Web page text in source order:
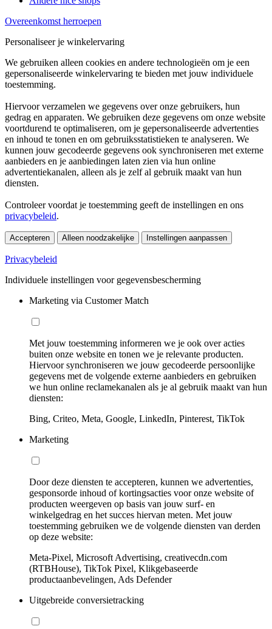
Overeenkomst herroepen
Personaliseer je winkelervaring
We gebruiken alleen cookies en andere technologieën om je een
gepersonaliseerde winkelervaring te bieden met jouw individuele
toestemming.
Hiervoor verzamelen we gegevens over onze gebruikers, hun
gedrag en apparaten. We gebruiken deze gegevens om onze website
voortdurend te optimaliseren, om je gepersonaliseerde advertenties
en inhoud te tonen en om gebruiksstatistieken te analyseren. We
kunnen jouw gecodeerde gegevens ook synchroniseren met externe
aanbieders en je aanbiedingen laten zien via hun online
advertentiekanalen, alleen als je zelf al gebruik maakt van hun
diensten.
Controleer voordat je toestemming geeft de instellingen en ons
privacybeleid.
Accepteren Alleen noodzakelijke Instellingen aanpassen
Privacybeleid
Individuele instellingen voor gegevensbescherming
Marketing via Customer Match
Met jouw toestemming informeren we je ook over acties
buiten onze website en tonen we je relevante producten.
Hiervoor synchroniseren we jouw gecodeerde persoonlijke
gegevens met de volgende externe aanbieders en gebruiken
we hun online reclamekanalen als je al gebruik maakt van hun
diensten:
Bing, Criteo, Meta, Google, LinkedIn, Pinterest, TikTok
Marketing
Door deze diensten te accepteren, kunnen we advertenties,
gesponsorde inhoud of kortingsacties voor onze website of
producten weergeven op basis van jouw surf- en
winkelgedrag en het succes hiervan meten. Met jouw
toestemming gebruiken we de volgende diensten van derden
op deze website:
Meta-Pixel, Microsoft Advertising, creativecdn.com
(RTBHouse), TikTok Pixel, Klikgebaseerde
productaanbevelingen, Ads Defender
Uitgebreide conversietracking